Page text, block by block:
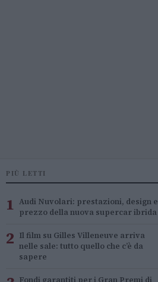
PIÙ LETTI
1 Audi Nuvolari: prestazioni, design e
prezzo della nuova supercar ibrida
2 Il film su Gilles Villeneuve arriva
nelle sale: tutto quello che c’è da
sapere
Fondi garantiti per i Gran Premi di